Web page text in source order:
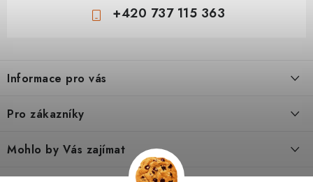
+420 737 115 363
p
a
Informace pro vás
Kontakty
Pro zákazníky
Podmínky ochrany osobní údaje
Mohlo by Vás zajímat
Dárkové poukazy